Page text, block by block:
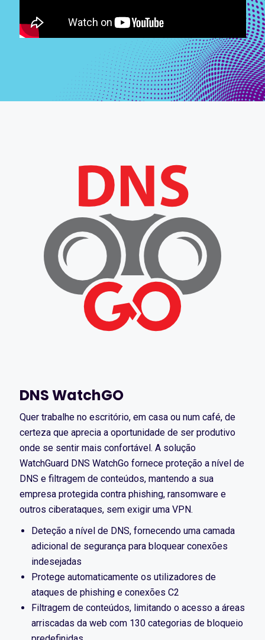
DNS WatchGO
Quer trabalhe no escritório, em casa ou num café, de
certeza que aprecia a oportunidade de ser produtivo
onde se sentir mais confortável. A solução
WatchGuard DNS WatchGo fornece proteção a nível de
DNS e filtragem de conteúdos, mantendo a sua
empresa protegida contra phishing, ransomware e
outros ciberataques, sem exigir uma VPN.
Deteção a nível de DNS, fornecendo uma camada
adicional de segurança para bloquear conexões
indesejadas
Protege automaticamente os utilizadores de
ataques de phishing e conexões C2
Filtragem de conteúdos, limitando o acesso a áreas
arriscadas da web com 130 categorias de bloqueio